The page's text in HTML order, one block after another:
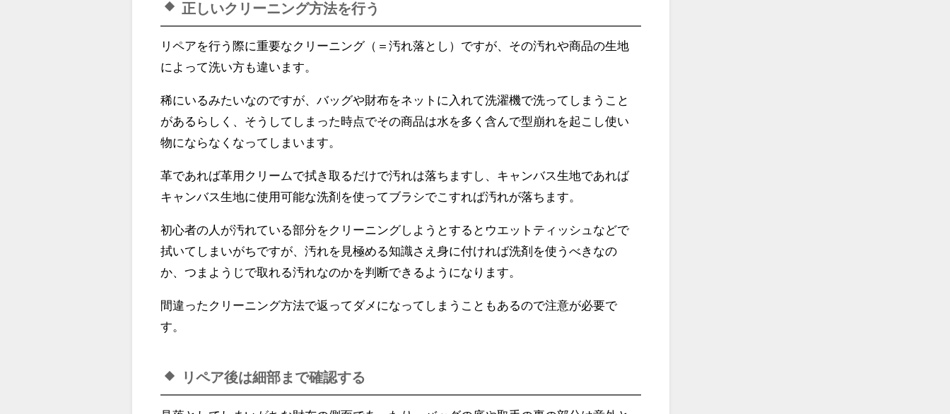
正しいクリーニング方法を行う
リペアを行う際に重要なクリーニング（＝汚れ落とし）ですが、その汚れや商品の生地
によって洗い方も違います。
稀にいるみたいなのですが、バッグや財布をネットに入れて洗濯機で洗ってしまうこと
があるらしく、そうしてしまった時点でその商品は水を多く含んで型崩れを起こし使い
物にならなくなってしまいます。
革であれば革用クリームで拭き取るだけで汚れは落ちますし、キャンバス生地であれば
キャンバス生地に使用可能な洗剤を使ってブラシでこすれば汚れが落ちます。
初心者の人が汚れている部分をクリーニングしようとするとウエットティッシュなどで
拭いてしまいがちですが、汚れを見極める知識さえ身に付ければ洗剤を使うべきなの
か、つまようじで取れる汚れなのかを判断できるようになります。
間違ったクリーニング方法で返ってダメになってしまうこともあるので注意が必要で
す。
リペア後は細部まで確認する